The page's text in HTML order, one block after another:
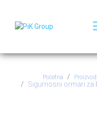
Početna Proizvodi
Sigurnosni ormari za